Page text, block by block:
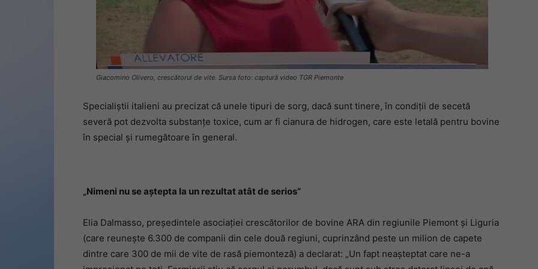
Giacomino Olivero, crescătorul de vite. Sursa foto: captură video TGR Piemonte
Specialiștii italieni au precizat că unele tipuri de sorg, dacă sunt tinere, în condiții de secetă
severă pot dezvolta substanțe toxice, cum ar fi cianura de hidrogen, care este letală pentru bovine
în special și rumegătoare în general.
„Nimeni nu se aștepta la un rezultat atât de serios”
Elia Dalmasso, președintele asociației crescătorilor de bovine ARA din regiunile Piemont și Liguria
(care reunește 6.300 de companii din cele două regiuni, cuprinzând peste un milion de capete
dintre care 300 de mii de vite de rasă piemonteză) a declarat: „Un fapt neașteptat care ne-a